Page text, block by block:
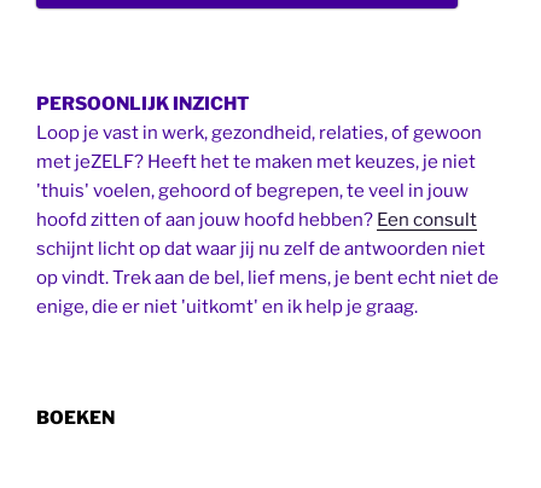
PERSOONLIJK INZICHT
Loop je vast in werk, gezondheid, relaties, of gewoon
met jeZELF? Heeft het te maken met keuzes, je niet
'thuis' voelen, gehoord of begrepen, te veel in jouw
hoofd zitten of aan jouw hoofd hebben? Een consult
schijnt licht op dat waar jij nu zelf de antwoorden niet
op vindt. Trek aan de bel, lief mens, je bent echt niet de
enige, die er niet 'uitkomt' en ik help je graag.
BOEKEN